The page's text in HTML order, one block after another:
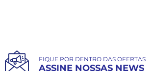
FIQUE POR DENTRO DAS OFERTAS
ASSINE NOSSAS NEWS